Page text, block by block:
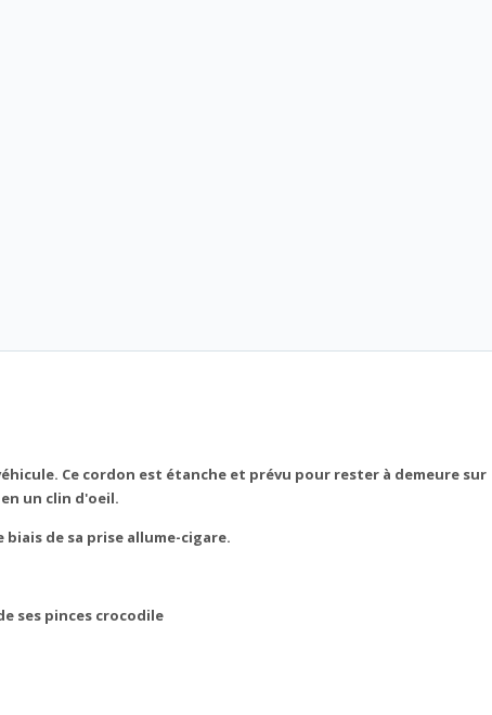
Ce cordon est étanche et prévu pour rester à demeure sur
un clin d'oeil.
de sa prise allume-cigare.
ses pinces crocodile